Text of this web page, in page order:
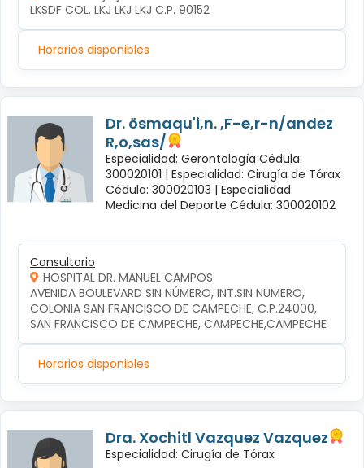
LKSDF COL. LKJ LKJ LKJ C.P. 90152
Horarios disponibles
Dr. ösmaqu'i,n. ,F-e,r-n/andez
R,o,sas/
Especialidad: Gerontología Cédula:
300020101 | Especialidad: Cirugía de Tórax
Cédula: 300020103 | Especialidad:
Medicina del Deporte Cédula: 300020102
Consultorio
HOSPITAL DR. MANUEL CAMPOS
AVENIDA BOULEVARD SIN NÚMERO, INT.SIN NUMERO,
COLONIA SAN FRANCISCO DE CAMPECHE, C.P.24000,
SAN FRANCISCO DE CAMPECHE, CAMPECHE,CAMPECHE
Horarios disponibles
Dra. Xochitl Vazquez Vazquez
Especialidad: Cirugía de Tórax